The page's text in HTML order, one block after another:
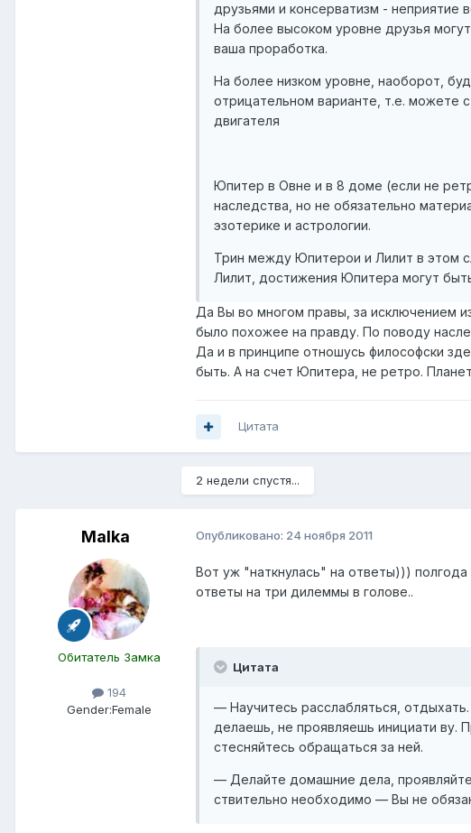
друзьями и консерватизм - неприятие
На более высоком уровне друзья
ваша проработка.
На более низком уровне, наоборот,
отрицательном варианте, т.е. можете
двигателя
Юпитер в Овне и в 8 доме (если не
наследства, но не обязательно
эзотерике и астрологии.
Трин между Юпитерои и Лилит в этом
Лилит, достижения Юпитера могут
Да Вы во многом правы, за исключением
было похожее на правду. По поводу
Да и в принципе отношусь философски
быть. А на счет Юпитера, не ретро.
Цитата
2 недели спустя...
Malka
Обитатель Замка
194
Gender:Female
Опубликовано: 24 ноября 2011
Вот уж "наткнулась" на ответы)))
ответы на три дилеммы в голове..
Цитата
— Научитесь расслабляться,
делаешь, не проявляешь инициати ву.
стесняйтесь обращаться за ней.
— Делайте домашние дела, проявляйте
ствительно необходимо — Вы не